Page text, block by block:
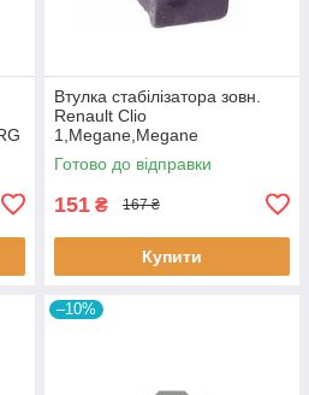
Втулка стабiлізатора зовн.
Renault Clio
1,Megane,Megane
Classic,Megane Scenic,R19
60643 3RG
Готово до відправки
151 ₴ 167 ₴
Купити
–10%